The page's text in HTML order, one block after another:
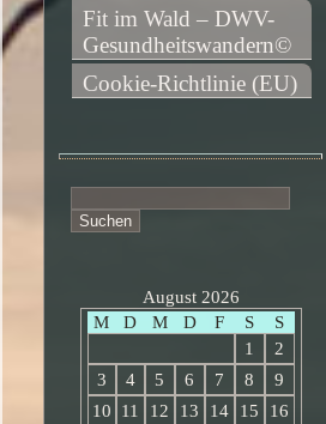
Fit im Wald – DWV-
Gesundheitswandern©
Cookie-Richtlinie (EU)
nach:
August 2026
M
D M D F S
S
1
2
3
4 5 6 7 8
9
10
11 12 13 14 15
16